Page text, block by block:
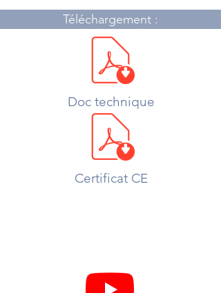
Téléchargement :
Doc technique
Certificat CE